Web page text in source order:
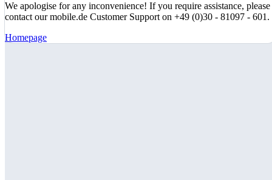
We apologise for any inconvenience! If you require assistance, please
contact our mobile.de Customer Support on +49 (0)30 - 81097 - 601.
Homepage